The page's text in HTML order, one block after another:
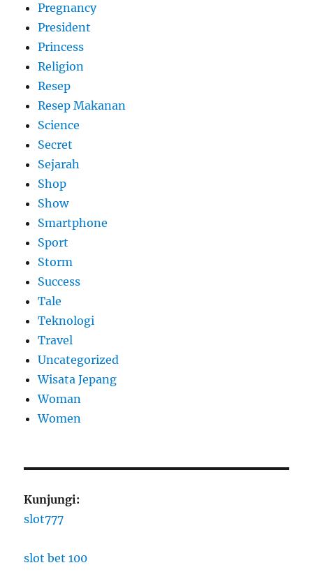
Pregnancy
President
Princess
Religion
Resep
Resep Makanan
Science
Secret
Sejarah
Shop
Show
Smartphone
Sport
Storm
Success
Tale
Teknologi
Travel
Uncategorized
Wisata Jepang
Woman
Women
Kunjungi:
slot777
slot bet 100